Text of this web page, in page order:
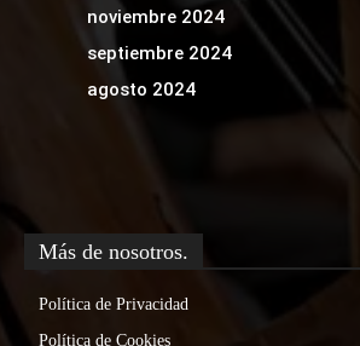
noviembre 2024
septiembre 2024
agosto 2024
Más de nosotros.
Política de Privacidad
Política de Cookies